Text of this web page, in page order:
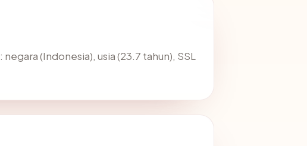
: negara (Indonesia), usia (23.7 tahun), SSL